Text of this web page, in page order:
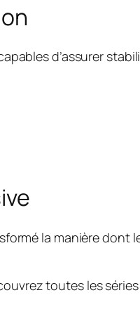
d’assurer
la manière
toutes les